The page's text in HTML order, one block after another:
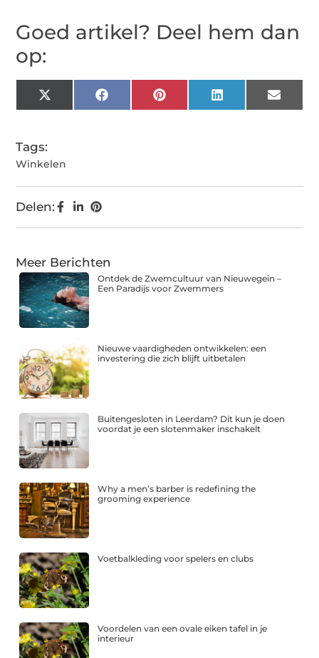
Goed artikel? Deel hem dan
op:
X
(Twitter)
FacebookPinterestLinkedIn Email
Tags:
Winkelen
Delen:
Meer Berichten
Ontdek de Zwemcultuur van Nieuwegein –
Een Paradijs voor Zwemmers
Nieuwe vaardigheden ontwikkelen: een
investering die zich blijft uitbetalen
Buitengesloten in Leerdam? Dit kun je doen
voordat je een slotenmaker inschakelt
Why a men’s barber is redefining the
grooming experience
Voetbalkleding voor spelers en clubs
Voordelen van een ovale eiken tafel in je
interieur